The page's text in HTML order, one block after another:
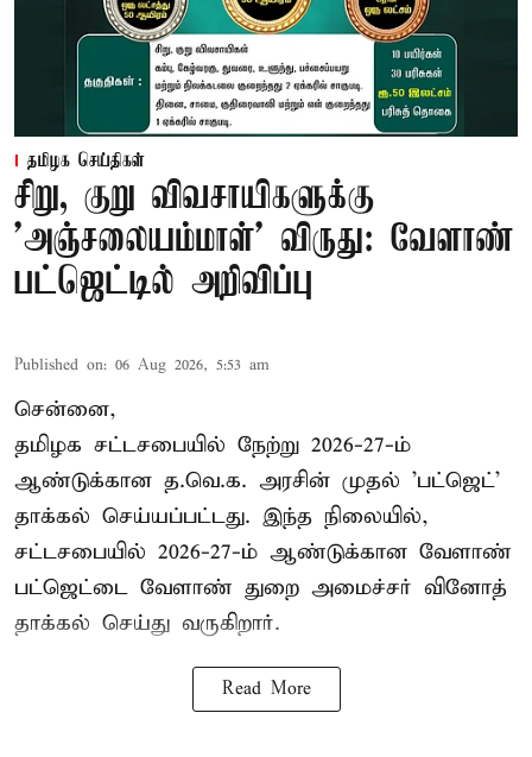
தமிழக செய்திகள்
சிறு, குறு விவசாயிகளுக்கு
'அஞ்சலையம்மாள்' விருது: வேளாண்
பட்ஜெட்டில் அறிவிப்பு
Published on: 06 Aug 2026, 5:53 am
சென்னை,
தமிழக சட்டசபையில் நேற்று 2026-27-ம்
ஆண்டுக்கான த.வெ.க. அரசின் முதல் 'பட்ஜெட்'
தாக்கல் செய்யப்பட்டது. இந்த நிலையில்,
சட்டசபையில் 2026-27-ம் ஆண்டுக்கான வேளாண்
பட்ஜெட்டை வேளாண் துறை அமைச்சர் வினோத்
தாக்கல் செய்து வருகிறார்.
Read More